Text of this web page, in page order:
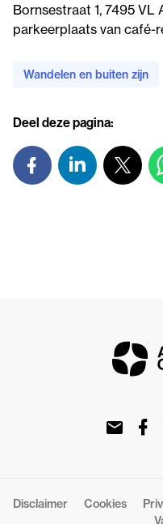
Bornsestraat 1, 7495 VL
parkeerplaats van café-
Wandelen en buiten zijn
Deel deze pagina:
Disclaimer Cookies